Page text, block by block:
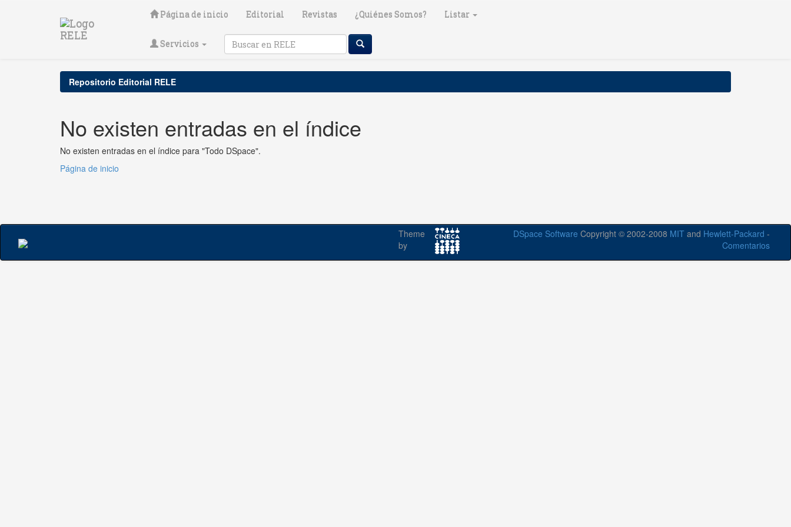
Página de inicio Editorial Revistas ¿Quiénes Somos? Listar
Servicios
Repositorio Editorial RELE
No existen entradas en el índice
No existen entradas en el índice para "Todo DSpace".
Página de inicio
Theme
by
DSpace Software Copyright © 2002-2008 MIT and Hewlett-Packard -
Comentarios